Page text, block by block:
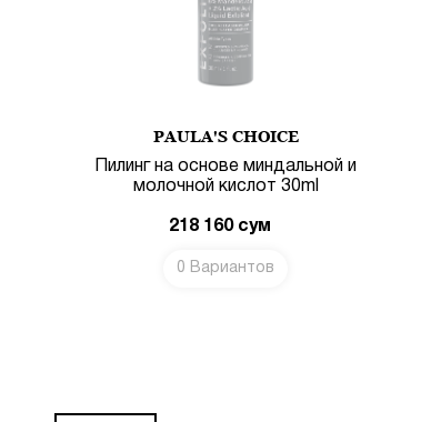
PAULA'S CHOICE
Пилинг на основе миндальной и
молочной кислот 30ml
218 160сум
0 Вариантов